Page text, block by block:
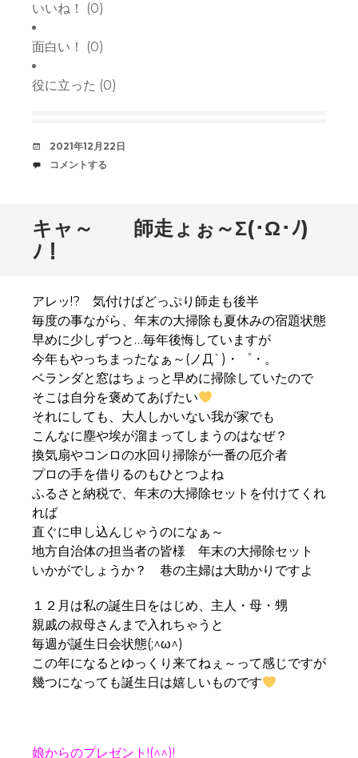
いいね！ (0)
面白い！ (0)
役に立った (0)
デ
ー
2021年12月22日
コ
コメントする
キャ～ 師走ょぉ～Σ(･Ω･ﾉ)
ﾉ！
アレッ!? 気付けばどっぷり師走も後半
毎度の事ながら、年末の大掃除も夏休みの宿題状態
早めに少しずつと…毎年後悔していますが
今年もやっちまったなぁ～(ノД`)・゜・。
ベランダと窓はちょっと早めに掃除していたので
そこは自分を褒めてあげたい
それにしても、大人しかいない我が家でも
こんなに塵や埃が溜まってしまうのはなぜ？
換気扇やコンロの水回り掃除が一番の厄介者
プロの手を借りるのもひとつよね
ふるさと納税で、年末の大掃除セットを付けてくれ
れば
直ぐに申し込んじゃうのになぁ～
地方自治体の担当者の皆様 年末の大掃除セット
いかがでしょうか？ 巷の主婦は大助かりですよ
１２月は私の誕生日をはじめ、主人・母・甥
親戚の叔母さんまで入れちゃうと
毎週が誕生日会状態(;^ω^)
この年になるとゆっくり来てねぇ～って感じですが
幾つになっても誕生日は嬉しいものです
娘からのプレゼント!(^^)!